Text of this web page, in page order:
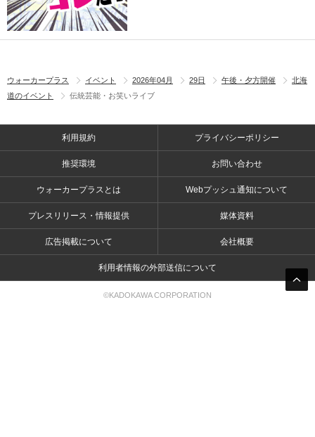
ウォーカープラス イベント 2026年04月 29日 午後・夕方開催
北海
道のイベント
伝統芸能・お笑いライブ
利用規約 プライバシーポリシー
推奨環境 お問い合わせ
ウォーカープラスとは Webプッシュ通知について
プレスリリース・情報提供 媒体資料
広告掲載について 会社概要
利用者情報の外部送信について
©KADOKAWA CORPORATION